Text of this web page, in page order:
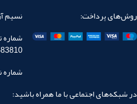
روش‌های پرداخت:
نسیم
شماره نمابر:
در شبکه‌های اجتماعی با ما همراه باشید: